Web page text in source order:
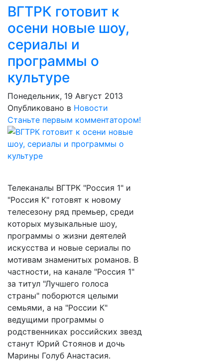
ВГТРК готовит к
осени новые шоу,
сериалы и
программы о
культуре
Понедельник, 19 Август 2013
Опубликовано в Новости
Станьте первым комментатором!
Телеканалы ВГТРК "Россия 1" и
"Россия К" готовят к новому
телесезону ряд премьер, среди
которых музыкальные шоу,
программы о жизни деятелей
искусства и новые сериалы по
мотивам знаменитых романов. В
частности, на канале "Россия 1"
за титул "Лучшего голоса
страны" поборются целыми
семьями, а на "России К"
ведущими программы о
родственниках российских звезд
станут Юрий Стоянов и дочь
Марины Голуб Анастасия.